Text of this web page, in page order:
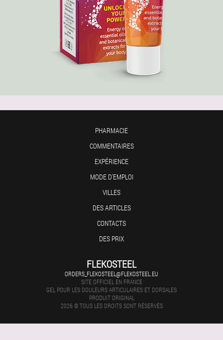
PHARMACIE
COMMENTAIRES
EXPÉRIENCE
MODE D'EMPLOI
VILLES
DES ARTICLES
CONTACTS
DES PRIX
FLEKOSTEEL
ORDERS_FLEKOSTEEL@FLEKOSTEEL.EU
SITE OFFICIEL EN FRANCE
GEL POUR LES DOULEURS ARTICULAIRES ET DORSALES
PRODUIT ORIGINAL
2026 © TOUS LES DROITS SONT RÉSERVÉS